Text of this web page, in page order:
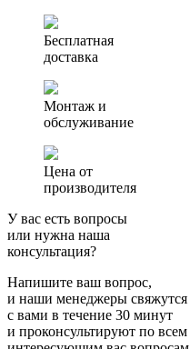
канализация)
ФинтекБесплатная
доставка
Монтаж и
обслуживание
Цена от
производителя
У вас есть вопросы
или нужна наша
консультация?
Напишите ваш вопрос,
и наши менеджеры свяжутся
с вами в течение 30 минут
и проконсультируют по всем